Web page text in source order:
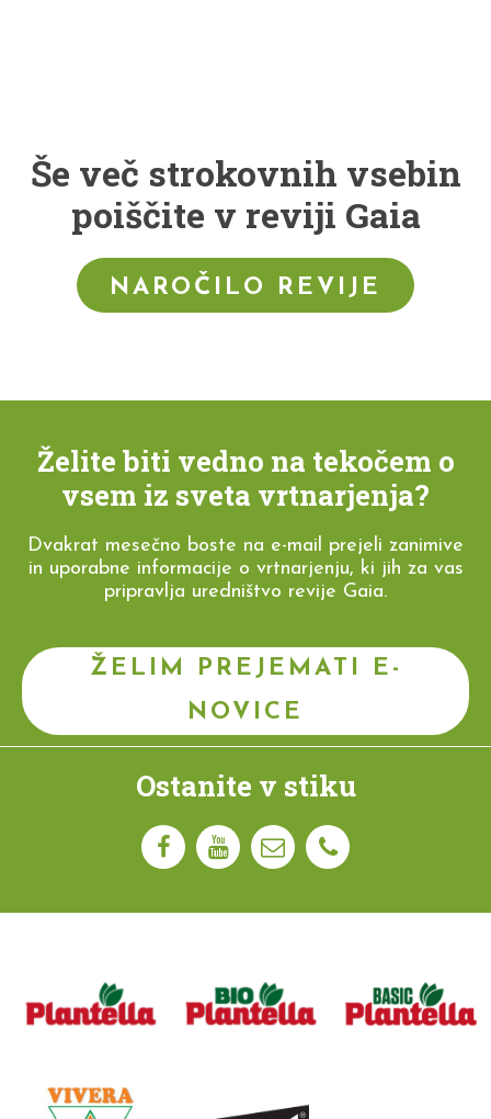
Še več strokovnih vsebin
poiščite v reviji Gaia
NAROČILO REVIJE
Želite biti vedno na tekočem o
vsem iz sveta vrtnarjenja?
Dvakrat mesečno boste na e-mail prejeli zanimive
in uporabne informacije o vrtnarjenju, ki jih za vas
pripravlja uredništvo revije Gaia.
ŽELIM PREJEMATI E-
NOVICE
Ostanite v stiku